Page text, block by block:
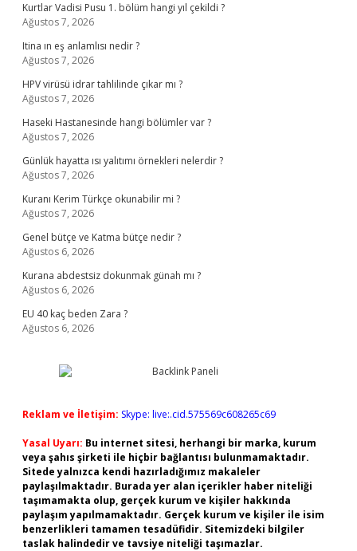
Kurtlar Vadisi Pusu 1. bölüm hangi yıl çekildi ?
Ağustos 7, 2026
Itina ın eş anlamlısı nedir ?
Ağustos 7, 2026
HPV virüsü idrar tahlilinde çıkar mı ?
Ağustos 7, 2026
Haseki Hastanesinde hangi bölümler var ?
Ağustos 7, 2026
Günlük hayatta ısı yalıtımı örnekleri nelerdir ?
Ağustos 7, 2026
Kuranı Kerim Türkçe okunabilir mi ?
Ağustos 7, 2026
Genel bütçe ve Katma bütçe nedir ?
Ağustos 6, 2026
Kurana abdestsiz dokunmak günah mı ?
Ağustos 6, 2026
EU 40 kaç beden Zara ?
Ağustos 6, 2026
Reklam ve İletişim: Skype: live:.cid.575569c608265c69
Yasal Uyarı: Bu internet sitesi, herhangi bir marka, kurum
veya şahıs şirketi ile hiçbir bağlantısı bulunmamaktadır.
Sitede yalnızca kendi hazırladığımız makaleler
paylaşılmaktadır. Burada yer alan içerikler haber niteliği
taşımamakta olup, gerçek kurum ve kişiler hakkında
paylaşım yapılmamaktadır. Gerçek kurum ve kişiler ile isim
benzerlikleri tamamen tesadüfidir. Sitemizdeki bilgiler
taslak halindedir ve tavsiye niteliği taşımazlar.